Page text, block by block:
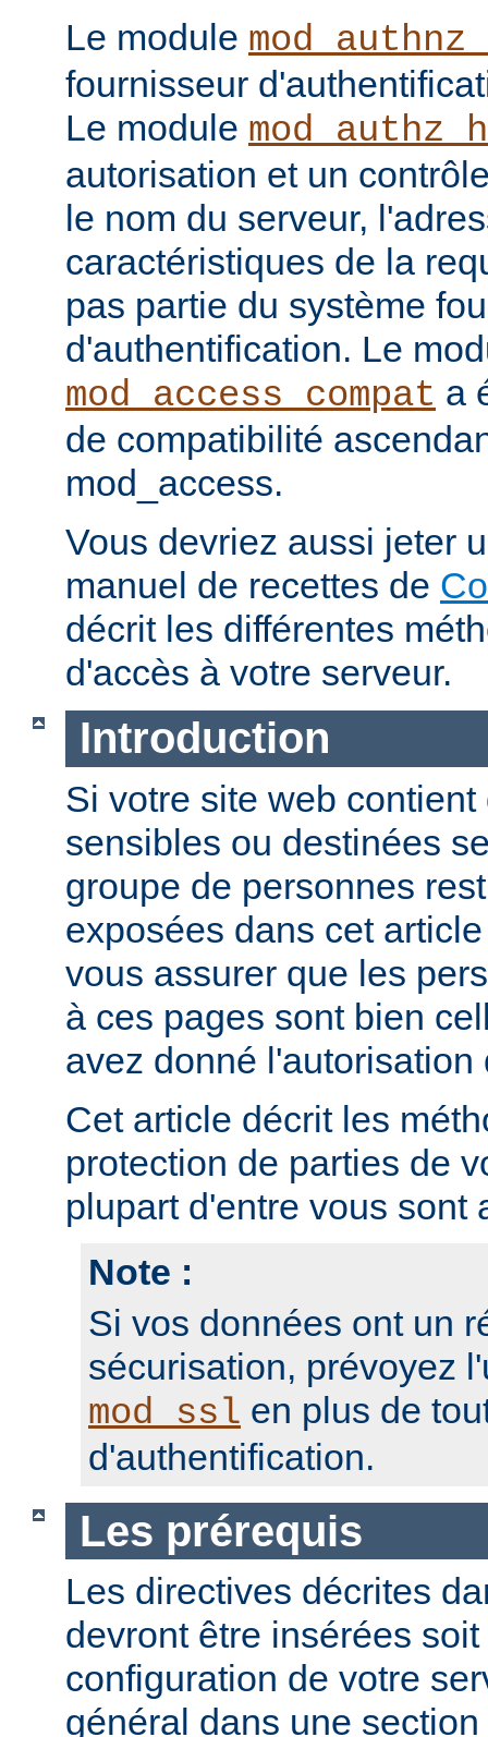
Le module
fournisseur
Le module
autorisation et un
le nom du serveur,
caractéristiques de la
pas partie du système
d'authentification. Le
mod_access_compat a
de compatibilité
mod_access.
Vous devriez aussi jeter
manuel de recettes de
décrit les différentes
d'accès à votre serveur.
Introduction
Si votre site web
sensibles ou destinées
groupe de personnes
exposées dans cet
vous assurer que les
à ces pages sont bien
avez donné l'autorisation
Cet article décrit les
protection de parties de
plupart d'entre vous sont
Note :
Si vos données ont un
sécurisation, prévoyez
mod_ssl en plus de
d'authentification.
Les prérequis
Les directives décrites
devront être insérées
configuration de votre
général dans une section